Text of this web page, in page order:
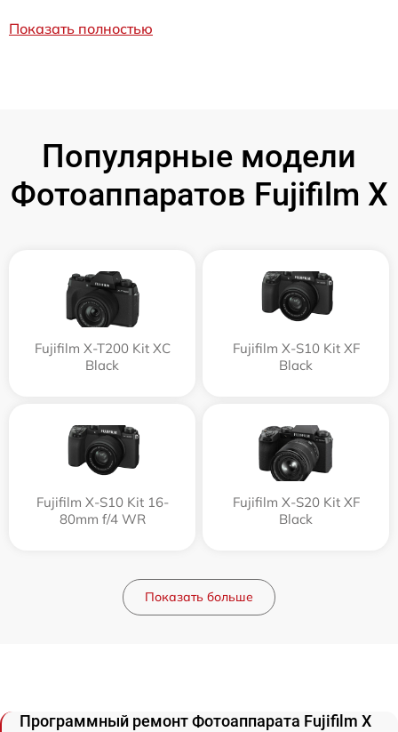
Показать полностью
Популярные модели
Фотоаппаратов Fujifilm X
Fujifilm X-T200 Kit XC
Black
Fujifilm X-S10 Kit XF
Black
Fujifilm X-S10 Kit 16-
80mm f/4 WR
Fujifilm X-S20 Kit XF
Black
Показать больше
Программный ремонт Фотоаппарата Fujifilm X